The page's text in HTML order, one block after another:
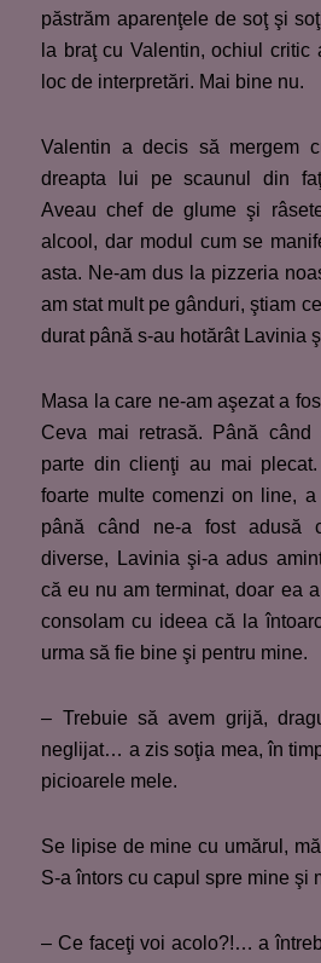
păstrăm aparenţele de soţ şi
la braţ cu Valentin, ochiul
loc de interpretări. Mai bine nu.
Valentin a decis să mergem
dreapta lui pe scaunul din
Aveau chef de glume şi
alcool, dar modul cum se
asta. Ne-am dus la pizzeria
am stat mult pe gânduri, ştiam
durat până s-au hotărât Lavinia
Masa la care ne-am aşezat a
Ceva mai retrasă. Până
parte din clienţi au mai
foarte multe comenzi on line,
până când ne-a fost adusă
diverse, Lavinia şi-a adus
că eu nu am terminat, doar ea
consolam cu ideea că la
urma să fie bine şi pentru mine.
– Trebuie să avem grijă,
neglijat… a zis soţia mea, în
picioarele mele.
Se lipise de mine cu umărul,
S-a întors cu capul spre mine şi
– Ce faceţi voi acolo?!… a